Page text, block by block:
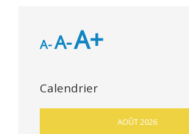
A-A-A+
Calendrier
AOÛT 2026